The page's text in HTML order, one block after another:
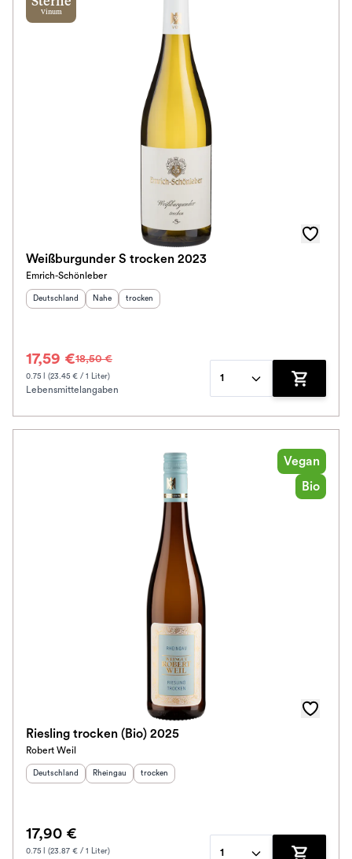
Vinum
Weißburgunder S trocken 2023
Emrich-Schönleber
Herkunftsland
Deutschland Herkunftsregion:
Nahe Geschmack
trocken
17,59 €18,50 €
0.75 l (23.45 € / 1 Liter)
Lebensmittelangaben
1
Zum
Vegan
Bio
Riesling trocken (Bio) 2025
Robert Weil
Herkunftsland
Deutschland Herkunftsregion:
Rheingau Geschmack
trocken
17,90 €
0.75 l (23.87 € / 1 Liter)
1